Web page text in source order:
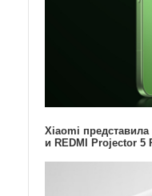
Xiaomi
и REDMI Projector 5